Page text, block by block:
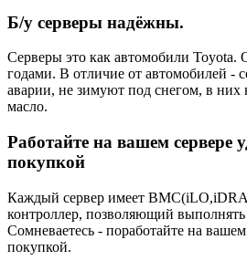
Б/у серверы надёжны.
Серверы это как автомобили Toyota.
годами. В отличие от автомобилей -
аварии, не зимуют под снегом, в них
масло.
Работайте на вашем сервере
покупкой
Каждый сервер имеет
контроллер, позволяющий выполнять
Сомневаетесь - поработайте на
покупкой.